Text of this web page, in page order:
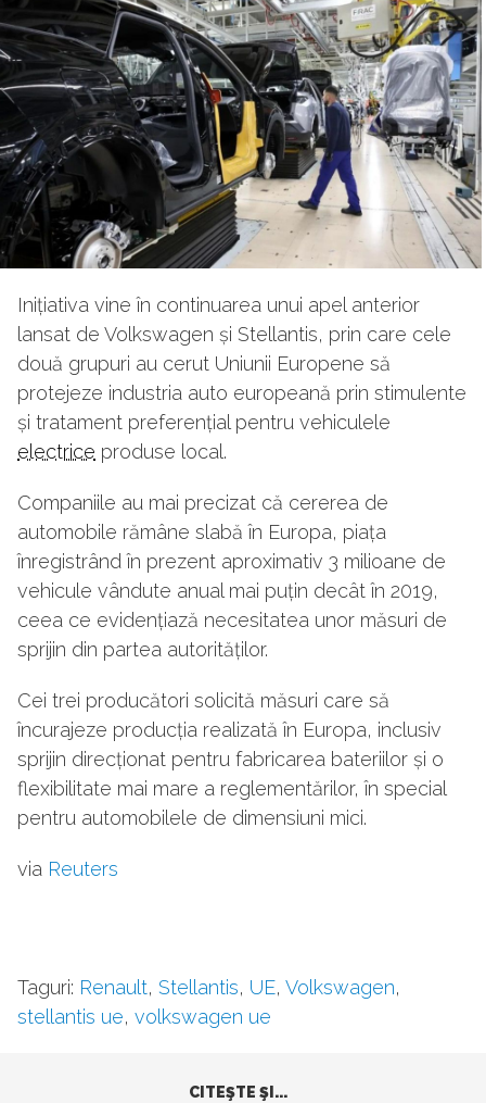
Inițiativa vine în continuarea unui apel anterior
lansat de Volkswagen și Stellantis, prin care cele
două grupuri au cerut Uniunii Europene să
protejeze industria auto europeană prin stimulente
și tratament preferențial pentru vehiculele
electrice produse local.
Companiile au mai precizat că cererea de
automobile rămâne slabă în Europa, piața
înregistrând în prezent aproximativ 3 milioane de
vehicule vândute anual mai puțin decât în 2019,
ceea ce evidențiază necesitatea unor măsuri de
sprijin din partea autorităților.
Cei trei producători solicită măsuri care să
încurajeze producția realizată în Europa, inclusiv
sprijin direcționat pentru fabricarea bateriilor și o
flexibilitate mai mare a reglementărilor, în special
pentru automobilele de dimensiuni mici.
via Reuters
Taguri: Renault, Stellantis, UE, Volkswagen,
stellantis ue, volkswagen ue
CITEŞTE ŞI...